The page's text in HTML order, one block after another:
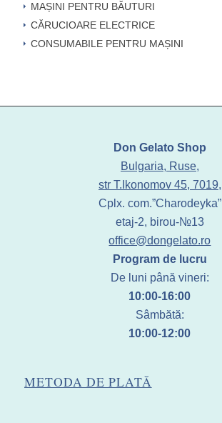
MAȘINI PENTRU BĂUTURI
CĂRUCIOARE ELECTRICE
CONSUMABILE PENTRU MAȘINI
Don Gelato Shop
Bulgaria, Ruse,
str T.Ikonomov 45, 7019,
Cplx. com.”Charodeyka”
etaj-2, birou-№13
office@dongelato.ro
Program de lucru
De luni până vineri:
10:00-16:00
Sâmbătă:
10:00-12:00
METODA DE PLATĂ